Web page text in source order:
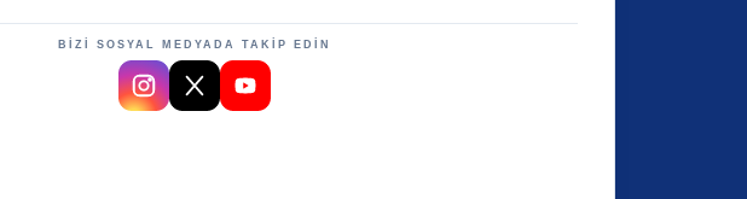
BİZİ SOSYAL MEDYADA TAKİP EDİN